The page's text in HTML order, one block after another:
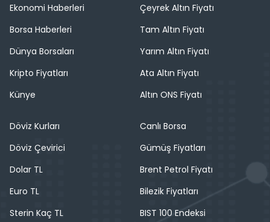
Ekonomi Haberleri
Borsa Haberleri
Dünya Borsaları
Kripto Fiyatları
Künye
Çeyrek Altın Fiyatı
Tam Altın Fiyatı
Yarım Altın Fiyatı
Ata Altın Fiyatı
Altın ONS Fiyatı
Döviz Kurları
Döviz Çevirici
Dolar TL
Euro TL
Sterin Kaç TL
Canlı Borsa
Gümüş Fiyatları
Brent Petrol Fiyatı
Bilezik Fiyatları
BIST 100 Endeksi